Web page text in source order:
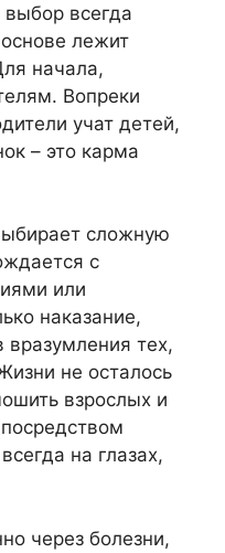
выбор всегда
лежит
начала,
Вопреки
учат детей,
– это карма
сложную
с
или
наказание,
вразумления тех,
не осталось
взрослых и
на глазах,
через болезни,